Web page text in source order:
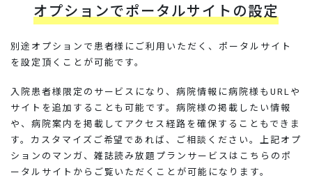
オプションでポータルサイトの設定
別途オプションで患者様にご利用いただく、ポータルサイト
を設定頂くことが可能です。
入院患者様限定のサービスになり、病院情報に病院様もURLや
サイトを追加することも可能です。病院様の掲載したい情報
や、病院案内を掲載してアクセス経路を確保することもできま
す。カスタマイズご希望であれば、ご相談ください。上記オプ
ションのマンガ、雑誌読み放題プランサービスはこちらのポ
ータルサイトからご覧いただくことが可能になります。